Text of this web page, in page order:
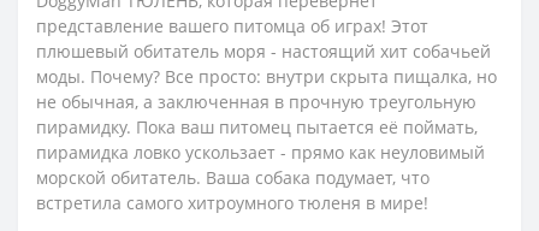
представление вашего питомца об играх! Этот
плюшевый обитатель моря - настоящий хит собачьей
моды. Почему? Все просто: внутри скрыта пищалка, но
не обычная, а заключенная в прочную треугольную
пирамидку. Пока ваш питомец пытается её поймать,
пирамидка ловко ускользает - прямо как неуловимый
морской обитатель. Ваша собака подумает, что
встретила самого хитроумного тюленя в мире!